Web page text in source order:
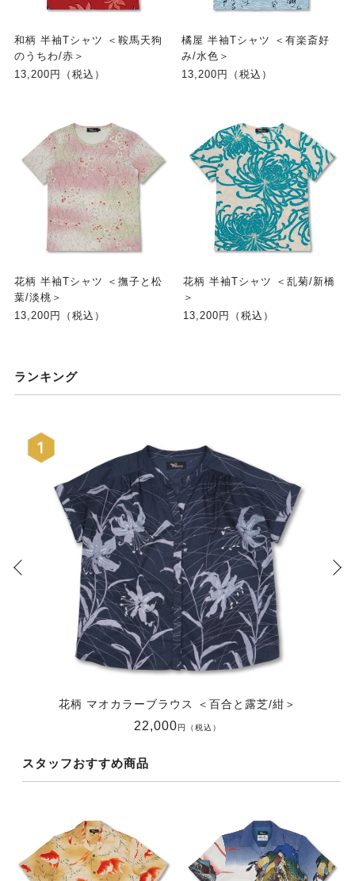
和柄 半袖Tシャツ ＜鞍馬天狗
のうちわ/赤＞
13,200円（税込）
橘屋 半袖Tシャツ ＜有楽斎好
み/水色＞
13,200円（税込）
花柄 半袖Tシャツ ＜撫子と松
葉/淡桃＞
13,200円（税込）
花柄 半袖Tシャツ ＜乱菊/新橋
＞
13,200円（税込）
ランキング
花柄 マオカラーブラウス ＜百合と露芝/紺＞
22,000円（税込）
スタッフおすすめ商品